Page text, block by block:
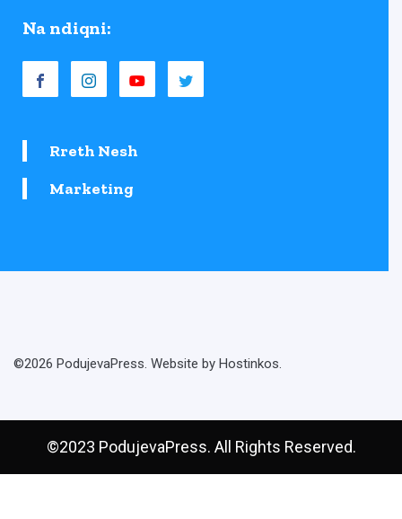
Na ndiqni:
Rreth Nesh
Marketing
©2026 PodujevaPress. Website by Hostinkos.
©2023 PodujevaPress. All Rights Reserved.